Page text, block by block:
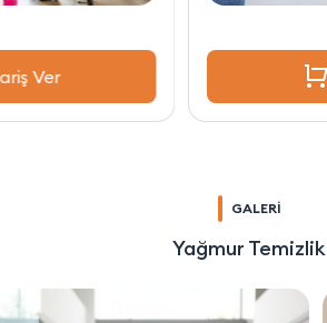
Sipariş Ver
GALERİ
Yağmur Temizlik